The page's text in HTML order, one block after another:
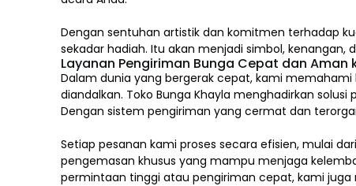
Dengan sentuhan artistik dan komitmen terhadap
sekadar hadiah. Itu akan menjadi simbol,
Layanan Pengiriman Bunga Cepat dan Aman
Dalam dunia yang bergerak cepat, kami
diandalkan. Toko Bunga Khayla menghadirkan
Dengan sistem pengiriman yang cermat dan
Setiap pesanan kami proses secara efisien, mulai
pengemasan khusus yang mampu menjaga
permintaan tinggi atau pengiriman cepat, kami